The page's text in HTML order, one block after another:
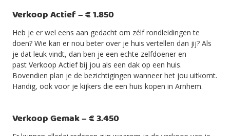
Verkoop Actief – € 1.850
Heb je er wel eens aan gedacht om zélf rondleidingen te
doen? Wie kan er nou beter over je huis vertellen dan jij? Als
je dat leuk vindt, dan ben je een echte zelfdoener en
past Verkoop Actief bij jou als een dak op een huis.
Bovendien plan je de bezichtigingen wanneer het jou uitkomt.
Handig, ook voor je kijkers die een huis kopen in Arnhem.
Verkoop Gemak – € 3.450